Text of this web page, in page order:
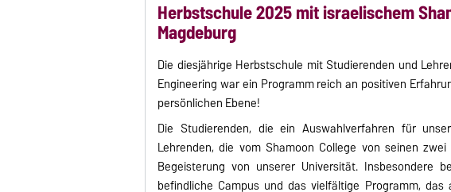
Herbstschule 2025 mit israelischem
Magdeburg
Die diesjährige Herbstschule mit Studierenden und
Engineering war ein Programm reich an positiven
persönlichen Ebene!
Die Studierenden, die ein Auswahlverfahren für
Lehrenden, die vom Shamoon College von seinen
Begeisterung von unserer Universität. Insbesondere
befindliche Campus und das vielfältige Programm,